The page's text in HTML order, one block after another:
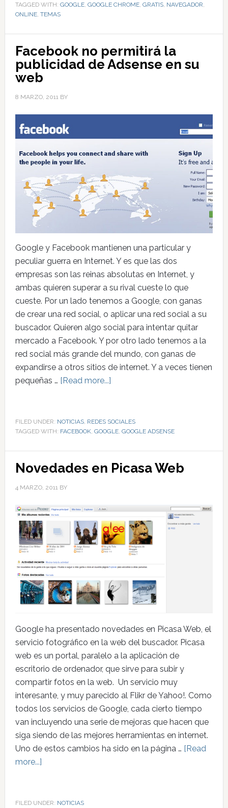
TAGGED WITH: GOOGLE, GOOGLE CHROME, GRATIS, NAVEGADOR,
ONLINE, TEMAS
Facebook no permitirá la
publicidad de Adsense en su
web
8 MARZO, 2011BY
Google y Facebook mantienen una particular y
peculiar guerra en Internet. Y es que las dos
empresas son las reinas absolutas en Internet, y
ambas quieren superar a su rival cueste lo que
cueste. Por un lado tenemos a Google, con ganas
de crear una red social, o aplicar una red social a su
buscador. Quieren algo social para intentar quitar
mercado a Facebook. Y por otro lado tenemos a la
red social más grande del mundo, con ganas de
expandirse a otros sitios de internet. Y a veces tienen
pequeñas … [Read more...]
FILED UNDER: NOTICIAS, REDES SOCIALES
TAGGED WITH: FACEBOOK, GOOGLE, GOOGLE ADSENSE
Novedades en Picasa Web
4 MARZO, 2011 BY
Google ha presentado novedades en Picasa Web, el
servicio fotográfico en la web del buscador. Picasa
web es un portal, paralelo a la aplicación de
escritorio de ordenador, que sirve para subir y
compartir fotos en la web. Un servicio muy
interesante, y muy parecido al Flikr de Yahoo!. Como
todos los servicios de Google, cada cierto tiempo
van incluyendo una serie de mejoras que hacen que
siga siendo de las mejores herramientas en internet.
Uno de estos cambios ha sido en la página … [Read
more...]
FILED UNDER: NOTICIAS